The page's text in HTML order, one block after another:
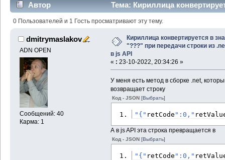
Автор
Тема: Кириллица
из .net API в js API (Прочитано 62153 раз)
0 Пользователей и 1 Гость просматривают эту тему.
dmitrymaslakov
ADN OPEN
Сообщений: 40
Карма: 1
Кириллица конвертируется в
"???" при передачи строки из
в js API
« : 23-10-2022, 20:34:26 »
У меня есть метод в сборке .net,
возвращает строку
Код - JSON [Выбрать]
"{" retCode ":0,"
А в js API эта строка превращается в
Код - JSON [Выбрать]
"{" retCode ":0,"